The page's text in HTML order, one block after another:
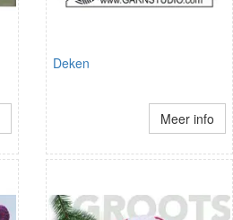
Deken
Meer info